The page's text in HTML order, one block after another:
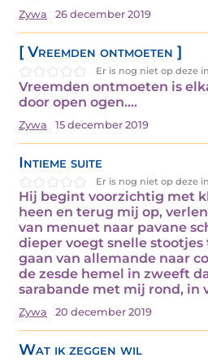
Zywa 26 december 2019
[ Vreemden ontmoeten ]
Er is nog niet op deze
Vreemden ontmoeten is
door open ogen.…
Zywa 15 december 2019
Intieme suite
Er is nog niet op deze
Hij begint voorzichtig met
heen en terug mij op,
van menuet naar pavane
dieper voegt snelle stootjes
gaan van allemande naar
de zesde hemel in zweeft
sarabande met mij rond, in
Zywa 20 december 2019
Wat ik zeggen wil